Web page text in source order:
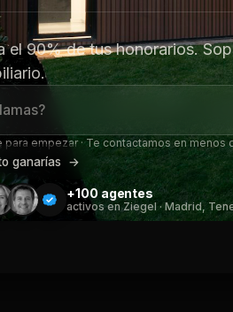
el 90% de tus honorarios.
para empezar · Te contactamos en menos
ganarías →
+100 agentes
activos en Ziegel · Madrid,